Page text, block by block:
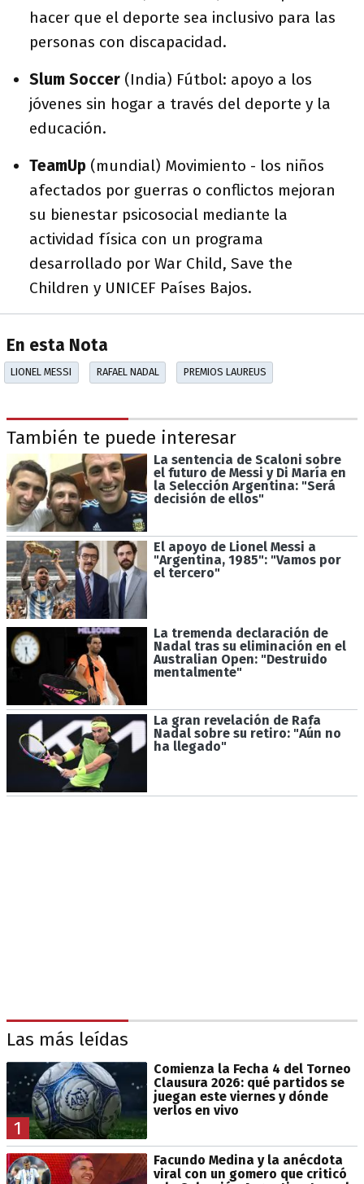
hacer que el deporte sea inclusivo para las
personas con discapacidad.
Slum Soccer (India) Fútbol: apoyo a los
jóvenes sin hogar a través del deporte y la
educación.
TeamUp (mundial) Movimiento - los niños
afectados por guerras o conflictos mejoran
su bienestar psicosocial mediante la
actividad física con un programa
desarrollado por War Child, Save the
Children y UNICEF Países Bajos.
En esta Nota
LIONEL MESSI RAFAEL NADAL PREMIOS LAUREUS
También te puede interesar
La sentencia de Scaloni sobre
el futuro de Messi y Di María en
la Selección Argentina: "Será
decisión de ellos"
El apoyo de Lionel Messi a
"Argentina, 1985": "Vamos por
el tercero"
La tremenda declaración de
Nadal tras su eliminación en el
Australian Open: "Destruido
mentalmente"
La gran revelación de Rafa
Nadal sobre su retiro: "Aún no
ha llegado"
Las más leídas
1
Comienza la Fecha 4 del Torneo
Clausura 2026: qué partidos se
juegan este viernes y dónde
verlos en vivo
Facundo Medina y la anécdota
viral con un gomero que criticó